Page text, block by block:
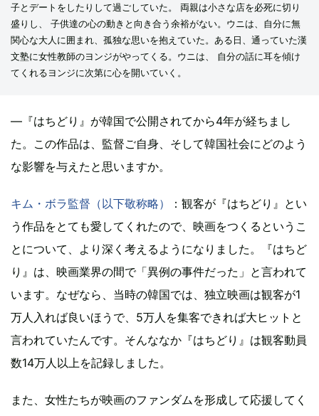
子とデートをしたりして過ごしていた。 両親は小さな店を必死に切り
盛りし、 子供達の心の動きと向き合う余裕がない。ウニは、自分に無
関心な大人に囲まれ、孤独な思いを抱えていた。ある日、通っていた漢
文塾に女性教師のヨンジがやってくる。ウニは、 自分の話に耳を傾け
てくれるヨンジに次第に心を開いていく。
―『はちどり』が韓国で公開されてから4年が経ちまし
た。この作品は、監督ご自身、そして韓国社会にどのよう
な影響を与えたと思いますか。
キム・ボラ監督（以下敬称略）
：観客が『はちどり』とい
う作品をとても愛してくれたので、映画をつくるというこ
とについて、より深く考えるようになりました。『はちど
り』は、映画業界の間で「異例の事件だった」と言われて
います。なぜなら、当時の韓国では、独立映画は観客が1
万人入れば良いほうで、5万人を集客できれば大ヒットと
言われていたんです。そんななか『はちどり』は観客動員
数14万人以上を記録しました。
また、女性たちが映画のファンダムを形成して応援してく